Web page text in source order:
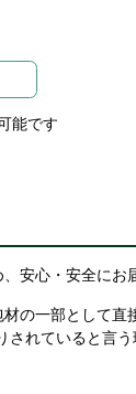
能です
安心・安全にお
の一部として
れていると言